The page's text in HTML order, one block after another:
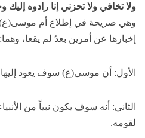
ولا تخافي ولا تحزني إنا رادوه
وهي صريحة في إطلاع أم موسى(ع)
إخبارها عن أمرين بعدُ لم يقعا، وهما:
الأول: أن موسى(ع) سوف يعود إليها
الثاني: أنه سوف يكون نبياً من
لقومه.